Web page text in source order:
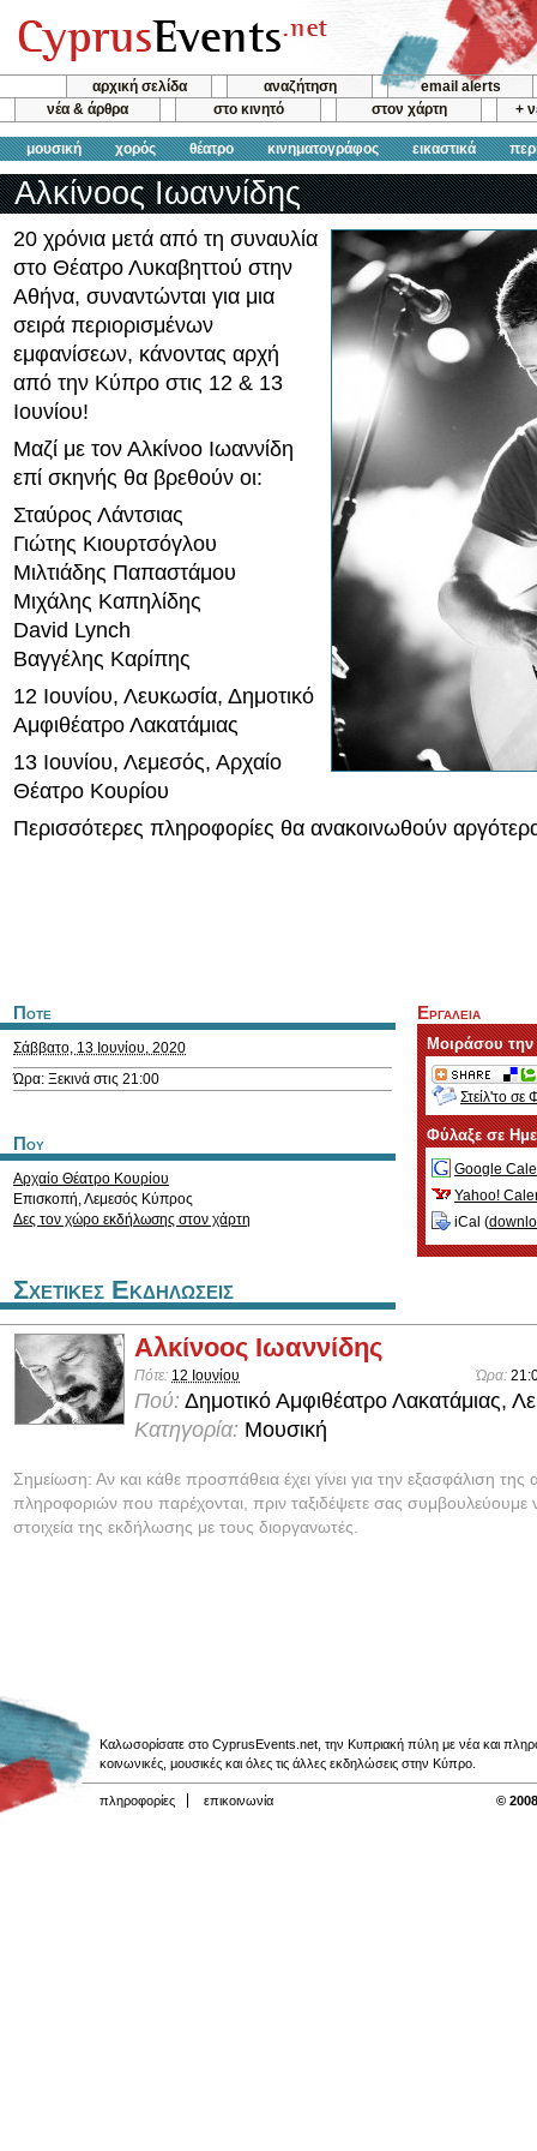
αρχική σελίδα αναζήτηση
email alerts
νέα & άρθρα
στο κινητό στον χάρτη +
μουσική χορός θέατρο κινηματογράφος εικαστικά
Αλκίνοος Ιωαννίδης
20 χρόνια μετά από τη συναυλία
στο Θέατρο Λυκαβηττού στην
Αθήνα, συναντώνται για μια
σειρά περιορισμένων
εμφανίσεων, κάνοντας αρχή
από την Κύπρο στις 12 & 13
Ιουνίου!
Μαζί με τον Αλκίνοο Ιωαννίδη
επί σκηνής θα βρεθούν οι:
Σταύρος Λάντσιας
Γιώτης Κιουρτσόγλου
Μιλτιάδης Παπαστάμου
Μιχάλης Καπηλίδης
David Lynch
Βαγγέλης Καρίπης
12 Ιουνίου, Λευκωσία, Δημοτικό
Αμφιθέατρο Λακατάμιας
13 Ιουνίου, Λεμεσός, Αρχαίο
Θέατρο Κουρίου
Περισσότερες πληροφορίες θα ανακοινωθούν
Ποτε
Σάββατο, 13 Ιουνίου, 2020
Ώρα: Ξεκινά στις 21:00
Που
Αρχαίο Θέατρο Κουρίου
Επισκοπή,Λεμεσός Κύπρος
Δες τον χώρο εκδήλωσης στον χάρτη
Εργαλεια
Μοιράσου
Στείλ'το σε
Φύλαξε σε
Google
Yahoo!
iCal (
Σχετικες Εκδηλωσεις
Αλκίνοος Ιωαννίδης
Πότε: 12 Ιουνίου Ώρα:
Πού: Δημοτικό Αμφιθέατρο Λακατάμιας,
Κατηγορία: Μουσική
Σημείωση: Αν και κάθε προσπάθεια έχει γίνει για την εξασφάλιση της
πληροφοριών που παρέχονται, πριν ταξιδέψετε σας συμβουλεύουμε
στοιχεία της εκδήλωσης με τους διοργανωτές.
Καλωσορίσατε στο CyprusEvents.net, την Κυπριακή πύλη με νέα και
κοινωνικές, μουσικές και όλες τις άλλες εκδηλώσεις στην Κύπρο.
πληροφορίες επικοινωνία ©